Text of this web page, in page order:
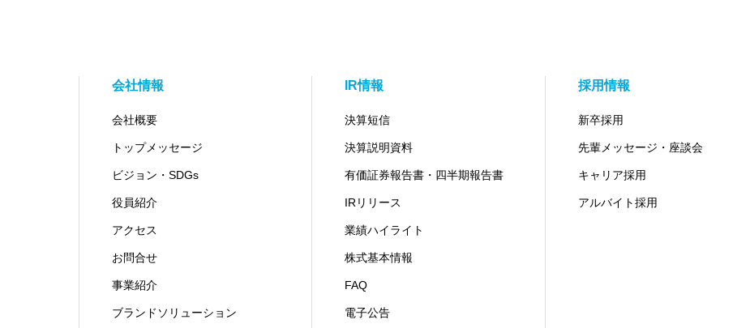
会社情報
会社概要
トップメッセージ
ビジョン・SDGs
役員紹介
アクセス
お問合せ
事業紹介
ブランドソリューション
IR情報
決算短信
決算説明資料
有価証券報告書・四半期報告書
IRリリース
業績ハイライト
株式基本情報
FAQ
電子公告
採用情報
新卒採用
先輩メッセージ・座談会
キャリア採用
アルバイト採用